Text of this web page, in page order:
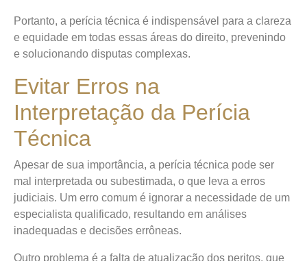
Portanto, a perícia técnica é indispensável para a clareza
e equidade em todas essas áreas do direito, prevenindo
e solucionando disputas complexas.
Evitar Erros na
Interpretação da Perícia
Técnica
Apesar de sua importância, a perícia técnica pode ser
mal interpretada ou subestimada, o que leva a erros
judiciais. Um erro comum é ignorar a necessidade de um
especialista qualificado, resultando em análises
inadequadas e decisões errôneas.
Outro problema é a falta de atualização dos peritos, que